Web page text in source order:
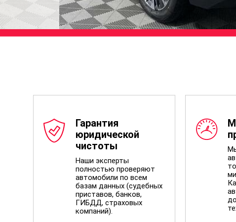
Гарантия
юридической
чистоты
Наши эксперты
полностью проверяют
автомобили по всем
базам данных (судебных
приставов, банков,
ГИБДД, страховых
компаний).